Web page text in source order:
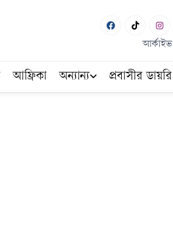
আর্কাইভ
আফ্রিকা অন্যান্য প্রবাসীর ডায়রি